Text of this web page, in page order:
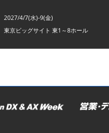
2027/4/7(水)-9(金)
東京ビッグサイト 東1～8ホール